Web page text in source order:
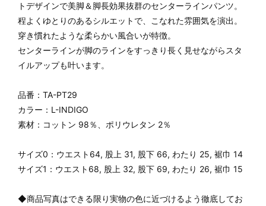
トデザインで美脚＆脚長効果抜群のセンターラインパンツ。
程よくゆとりのあるシルエットで、こなれた雰囲気を演出。
穿き慣れたような柔らかい風合いが特徴。
センターラインが脚のラインをすっきり長く見せながらスタ
イルアップも叶います。
品番：TA-PT29
カラー：L-INDIGO
素材：コットン 98％、ポリウレタン 2％
サイズ0：ウエスト64, 股上 31, 股下 66, わたり 25, 裾巾 14
サイズ1：ウエスト68, 股上 32, 股下 69, わたり 26, 裾巾 15
◆商品写真はできる限り実物の色に近づけるよう徹底してお